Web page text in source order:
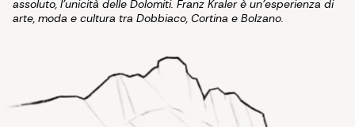
assoluto, l'unicità delle Dolomiti. Franz Kraler è un'esperienza di
arte, moda e cultura tra Dobbiaco, Cortina e Bolzano.